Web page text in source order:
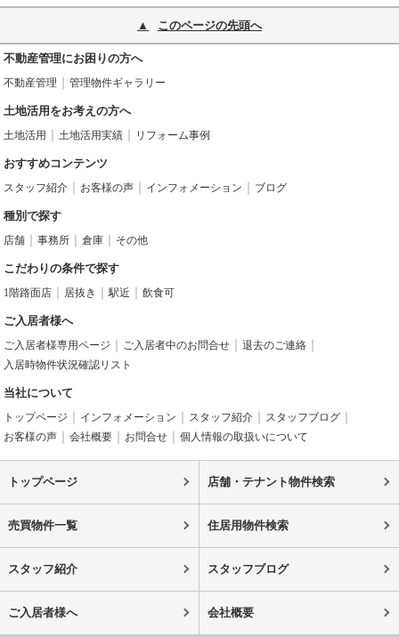
このページの先頭へ
不動産管理にお困りの方へ
不動産管理 管理物件ギャラリー
土地活用をお考えの方へ
土地活用 土地活用実績 リフォーム事例
おすすめコンテンツ
スタッフ紹介 お客様の声 インフォメーション ブログ
種別で探す
店舗 事務所 倉庫 その他
こだわりの条件で探す
1階路面店 居抜き 駅近 飲食可
ご入居者様へ
ご入居者様専用ページ ご入居者中のお問合せ
退去のご連絡
入居時物件状況確認リスト
当社について
トップページ インフォメーション スタッフ紹介
スタッフブログ
お客様の声
会社概要 お問合せ 個人情報の取扱いについて
トップページ 店舗・テナント物件検索
売買物件一覧 住居用物件検索
スタッフ紹介 スタッフブログ
ご入居者様へ 会社概要